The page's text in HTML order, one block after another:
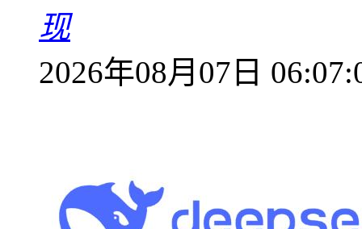
现
2026年08月07日